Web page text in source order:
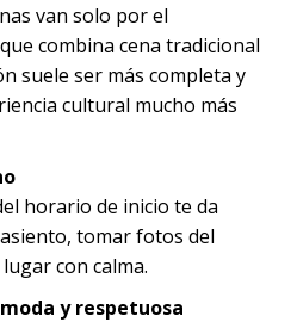
van solo por el
combina cena tradicional
suele ser más completa y
cultural mucho más
horario de inicio te da
tomar fotos del
con calma.
y respetuosa